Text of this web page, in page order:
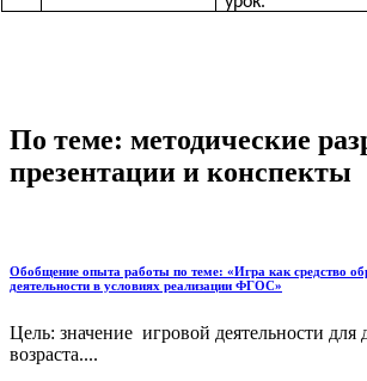
По теме: методические
презентации и конспекты
Обобщение опыта работы по теме: «Игра как средство
деятельности в условиях реализации ФГОС»
Цель: значение игровой деятельности для
возраста....